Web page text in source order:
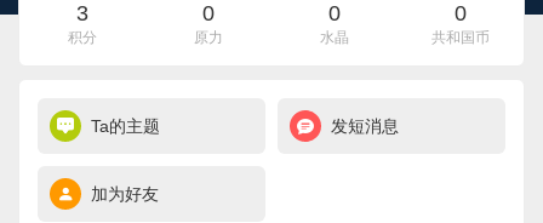
3
积分
0
原力
0
水晶
0
共和国币
Ta的主题 发短消息
加为好友